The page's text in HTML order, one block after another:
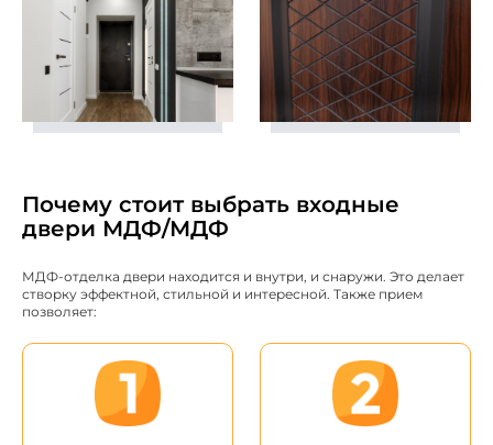
Почему стоит выбрать входные
двери МДФ/МДФ
МДФ-отделка двери находится и внутри, и снаружи. Это делает
створку эффектной, стильной и интересной. Также прием
позволяет: